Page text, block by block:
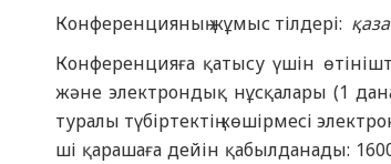
Конференцияның жұмыс тілдері:
Конференцияға қатысу үшін
және электрондық нұсқалары (1
туралы түбіртектің көшірмесі
ші қарашаға дейін қабылданады: